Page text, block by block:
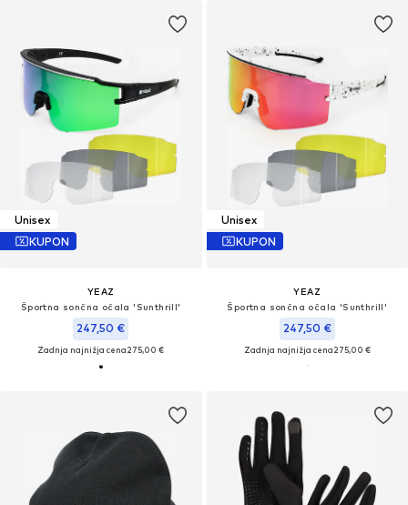
Unisex
KUPON
YEAZ
Športna sončna očala 'Sunthrill'
247,50 €
Zadnja najnižja cena275,00 €
Unisex
KUPON
YEAZ
Športna sončna očala 'Sunthrill'
247,50 €
Zadnja najnižja cena275,00 €